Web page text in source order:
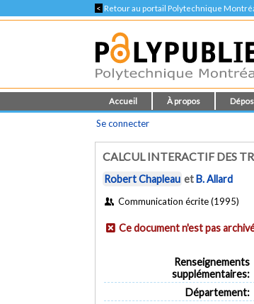
< Retour au portail Polytechnique
Accueil À propos
Se connecter
CALCUL INTERACTIF DES
Robert Chapleau etB. Allard
Communication écrite (1995)
Ce document n'est pas
Renseignements
supplémentaires:
Département: